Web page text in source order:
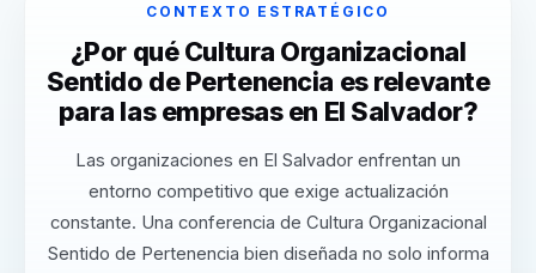
CONTEXTO ESTRATÉGICO
¿Por qué Cultura Organizacional
Sentido de Pertenencia es relevante
para las empresas en El Salvador?
Las organizaciones en El Salvador enfrentan un
entorno competitivo que exige actualización
constante. Una conferencia de Cultura Organizacional
Sentido de Pertenencia bien diseñada no solo informa